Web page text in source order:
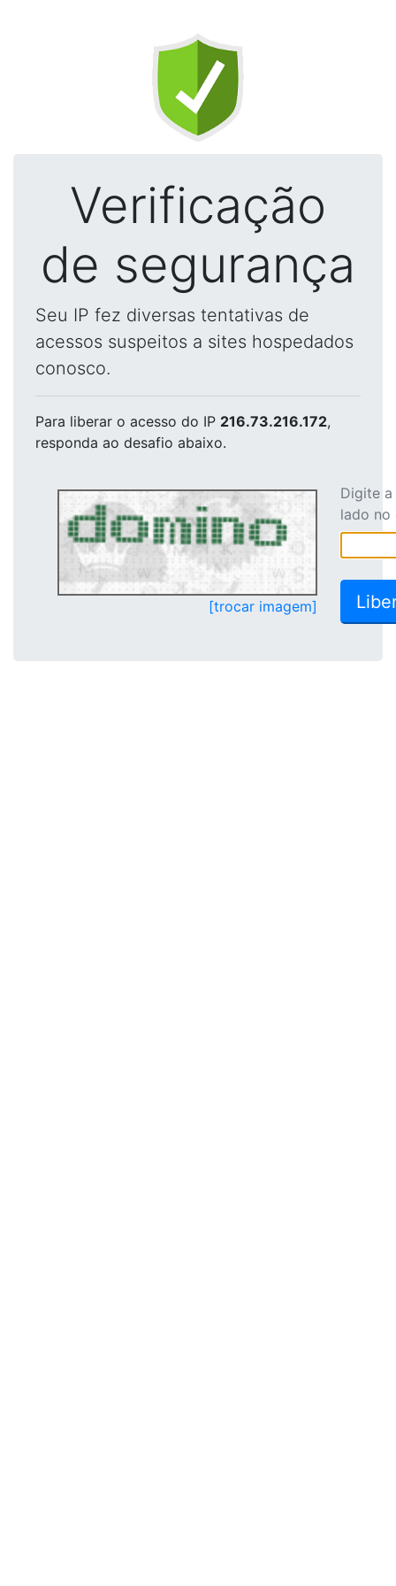
Verificação
de segurança
Seu IP fez diversas tentativas de
acessos suspeitos a sites hospedados
conosco.
Para liberar o acesso do IP 216.73.216.172,
responda ao desafio abaixo.
[trocar imagem]
Digite
lado no